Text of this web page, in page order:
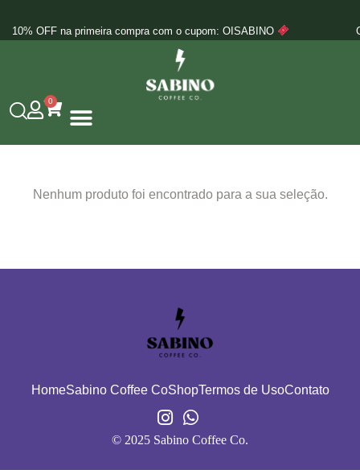
casa, toda terça feira 10% OFF na primeira
0
Nenhum produto foi encontrado para a sua seleção.
HomeSabino Coffee CoShopTermos de UsoContato
© 2025 Sabino Coffee Co.